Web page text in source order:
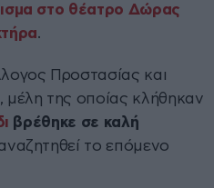
στο θέατρο Δώρας
.
Προστασίας και
μέλη της οποίας κλήθηκαν
βρέθηκε σε καλή
το επόμενο